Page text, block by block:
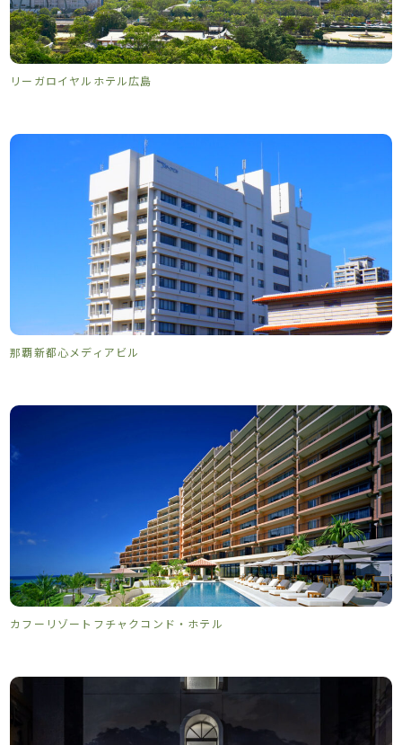
リーガロイヤルホテル広島
那覇新都心メディアビル
カフーリゾートフチャクコンド・ホテル